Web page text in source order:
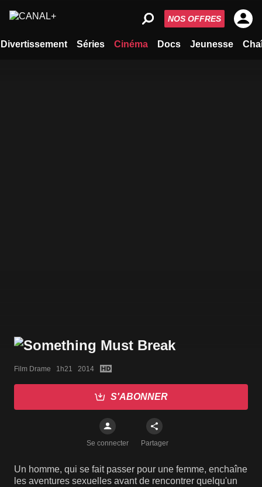
Divertissement Séries Cinéma Docs Jeunesse
NOS OFFRES
Film Drame   1h21   2014
S'ABONNER
Se connecter Partager
Un homme, qui se fait passer pour une femme, enchaîne
les aventures sexuelles avant de rencontrer quelqu'un